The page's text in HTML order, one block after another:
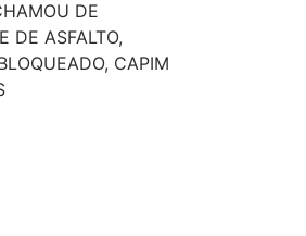
DE
DE ASFALTO,
CAPIM